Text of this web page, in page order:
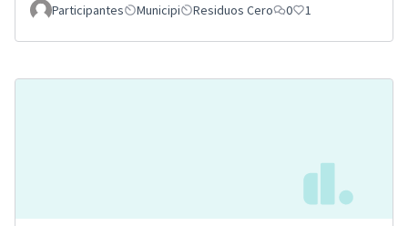
Participantes
Municipi Residuos Cero 0 1